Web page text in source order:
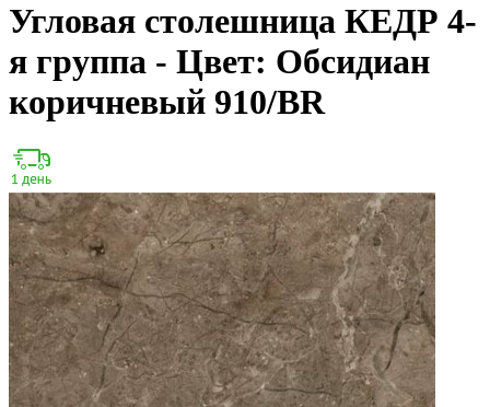
Угловая столешница КЕДР 4-
я группа - Цвет: Обсидиан
коричневый 910/BR